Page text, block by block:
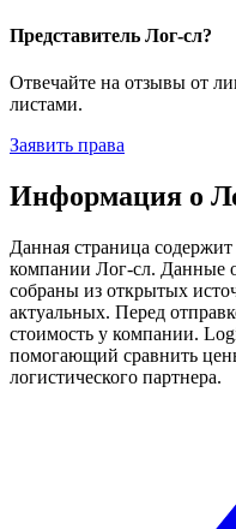
Представитель Лог-сл?
Отвечайте на отзывы от
листами.
Заявить права
Информация о
Данная страница
компании Лог-сл. Данные
собраны из открытых
актуальных. Перед
стоимость у компании.
помогающий сравнить
логистического партнера.